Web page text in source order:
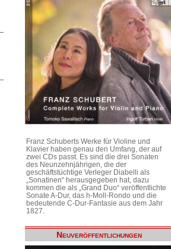
Franz Schuberts Werke für Violine und
Klavier haben genau den Umfang, der auf
zwei CDs passt. Es sind die drei Sonaten
des Neunzehnjährigen, die der
geschäftstüchtige Verleger Diabelli als
„Sonatinen“ herausgegeben hat, dazu
kommen die als „Grand Duo“ veröffentlichte
Sonate A-Dur, das h-Moll-Rondo und die
bedeutende C-Dur-Fantasie aus dem Jahr
1827.
Neuveröffentlichungen